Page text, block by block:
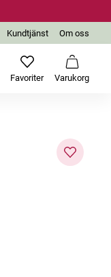
Kundtjänst Om oss
FavoriterInga favoriter
Varukorg